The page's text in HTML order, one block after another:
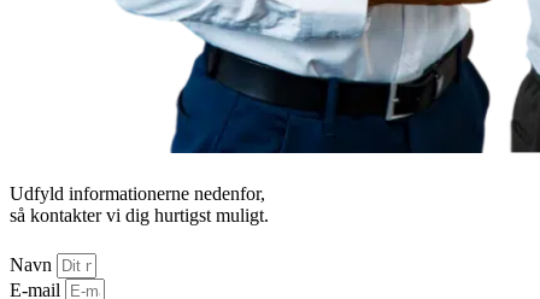
Udfyld informationerne nedenfor,
så kontakter vi dig hurtigst muligt.
Navn
E-mail